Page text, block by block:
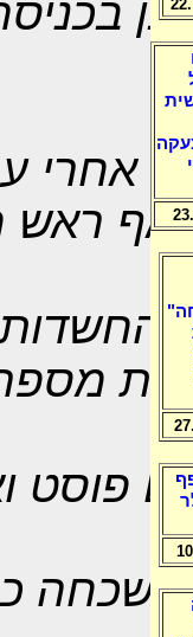
ב-1996 דהר
שאף
מספר
פוסט
ונשכחה